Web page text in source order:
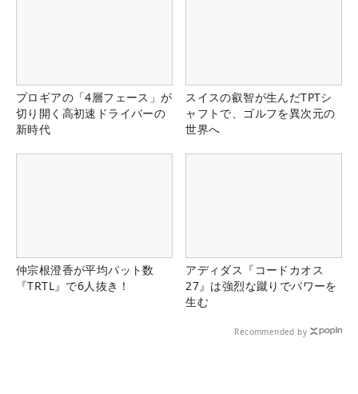
プロギアの「4層フェース」が
切り開く高初速ドライバーの
新時代
スイスの叡智が生んだTPTシ
ャフトで、ゴルフを異次元の
世界へ
仲宗根澄香が平均パット数
『TRTL』で6人抜き！
アディダス『コードカオス
27』は強烈な蹴りでパワーを
生む
Recommended by